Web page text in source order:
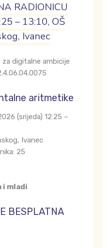
RADIONICU
– 13:10, OŠ
Ivanec
digitalne ambicije
aritmetike
(srijeda) 12:25 –
Ivanec
25
i mladi
BESPLATNA